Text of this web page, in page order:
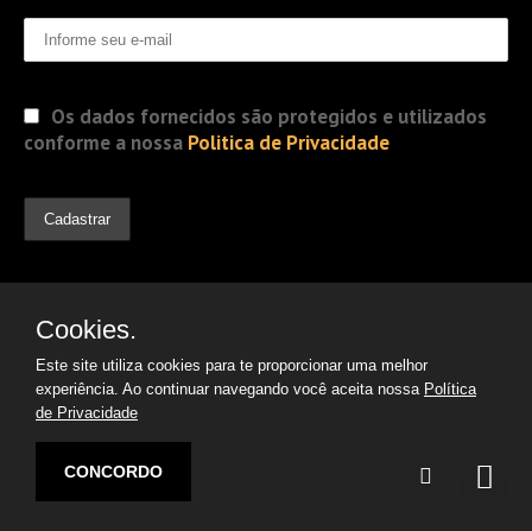
Os dados fornecidos são protegidos e utilizados
conforme a nossa Politica de Privacidade
© 2019 Jorge Gomes
Advogados. Direitos Reservados
Argon | Otimização de Sites
Cookies.
Este site utiliza cookies para te proporcionar uma melhor
experiência. Ao continuar navegando você aceita nossa Política
de Privacidade
CONCORDO